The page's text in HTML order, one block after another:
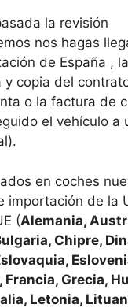
la revisión
nos hagas
de España , la
y copia del
o la factura de
el vehículo a
en coches
importación de la
(Alemania,
Chipre,
Francia, Grecia,
Letonia,